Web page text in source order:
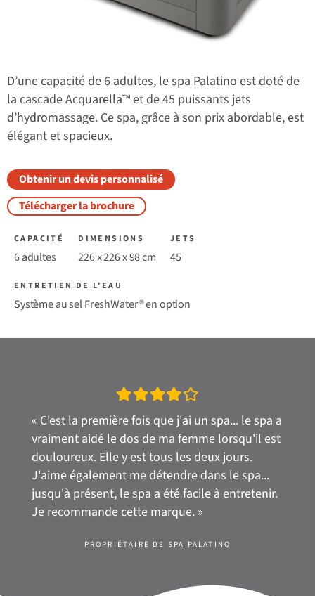
D’une capacité de 6 adultes, le spa Palatino est doté de
la cascade Acquarella™ et de 45 puissants jets
d’hydromassage. Ce spa, grâce à son prix abordable, est
élégant et spacieux.
Obtenir un devis personnalisé
Télécharger la brochure
CAPACITÉ
6 adultes
ENTRETIEN DE L'EAU
Système au sel FreshWater® en option
DIMENSIONS
226 x 226 x 98 cm
JETS
45
« C'est la première fois que j'ai un spa... le spa a
vraiment aidé le dos de ma femme lorsqu'il est
douloureux. Elle y est tous les deux jours.
J'aime également me détendre dans le spa...
jusqu'à présent, le spa a été facile à entretenir.
Je recommande cette marque. »
PROPRIÉTAIRE DE SPA PALATINO